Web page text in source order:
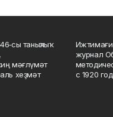
таныҡлыҡ
мәғлүмәт
хеҙмәт
журнал
с 1920